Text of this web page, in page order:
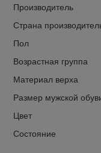
Производитель
Страна
Пол
Возрастная группа
Материал верха
Размер мужской
Цвет
Состояние